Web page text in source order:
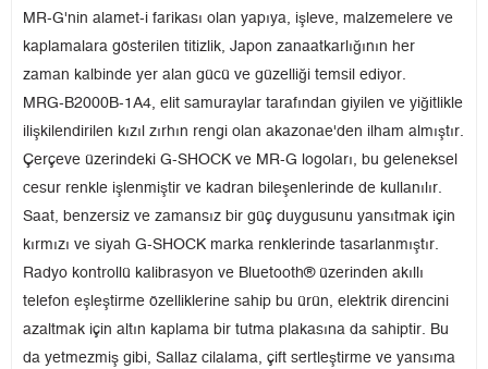
MR-G'nin alamet-i farikası olan yapıya, işleve, malzemelere ve
kaplamalara gösterilen titizlik, Japon zanaatkarlığının her
zaman kalbinde yer alan gücü ve güzelliği temsil ediyor.
MRG-B2000B-1A4, elit samuraylar tarafından giyilen ve yiğitlikle
ilişkilendirilen kızıl zırhın rengi olan akazonae'den ilham almıştır.
Çerçeve üzerindeki G-SHOCK ve MR-G logoları, bu geleneksel
cesur renkle işlenmiştir ve kadran bileşenlerinde de kullanılır.
Saat, benzersiz ve zamansız bir güç duygusunu yansıtmak için
kırmızı ve siyah G-SHOCK marka renklerinde tasarlanmıştır.
Radyo kontrollü kalibrasyon ve Bluetooth® üzerinden akıllı
telefon eşleştirme özelliklerine sahip bu ürün, elektrik direncini
azaltmak için altın kaplama bir tutma plakasına da sahiptir. Bu
da yetmezmiş gibi, Sallaz cilalama, çift sertleştirme ve yansıma